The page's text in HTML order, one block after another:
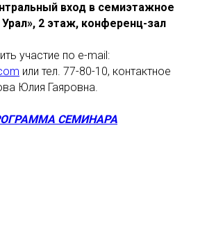
вход в семиэтажное
2 этаж, конференц-зал
участие по e-mail:
или тел. 77-80-10, контактное
Юлия Гаяровна.
СЕМИНАРА